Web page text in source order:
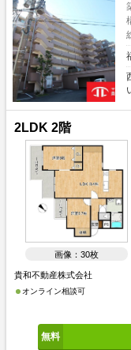
2LDK 2階
画像：30枚
貴和不動産株式会社
オンライン相談可